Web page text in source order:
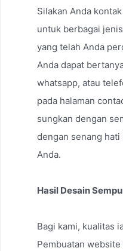
Silakan Anda
untuk berbagai
yang telah Anda
Anda dapat
whatsapp, atau
pada halaman
sungkan dengan
dengan senang
Anda.
Hasil Desain
Bagi kami, kualitas
Pembuatan